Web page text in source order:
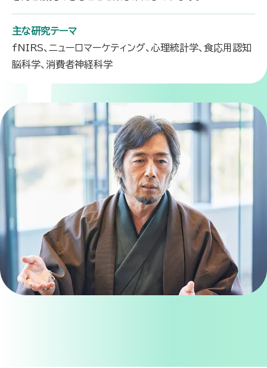
主な研究テーマ
fNIRS、ニューロマーケティング、心理統計学、食応用認知
脳科学、消費者神経科学